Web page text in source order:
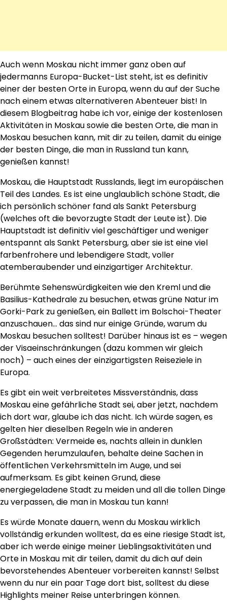
Auch wenn Moskau nicht immer ganz oben auf
jedermanns Europa-Bucket-List steht, ist es definitiv
einer der besten Orte in Europa, wenn du auf der Suche
nach einem etwas alternativeren Abenteuer bist! In
diesem Blogbeitrag habe ich vor, einige der kostenlosen
Aktivitäten in Moskau sowie die besten Orte, die man in
Moskau besuchen kann, mit dir zu teilen, damit du einige
der besten Dinge, die man in Russland tun kann,
genießen kannst!
Moskau, die Hauptstadt Russlands, liegt im europäischen
Teil des Landes. Es ist eine unglaublich schöne Stadt, die
ich persönlich schöner fand als Sankt Petersburg
(welches oft die bevorzugte Stadt der Leute ist). Die
Hauptstadt ist definitiv viel geschäftiger und weniger
entspannt als Sankt Petersburg, aber sie ist eine viel
farbenfrohere und lebendigere Stadt, voller
atemberaubender und einzigartiger Architektur.
Berühmte Sehenswürdigkeiten wie den Kreml und die
Basilius-Kathedrale zu besuchen, etwas grüne Natur im
Gorki-Park zu genießen, ein Ballett im Bolschoi-Theater
anzuschauen… das sind nur einige Gründe, warum du
Moskau besuchen solltest! Darüber hinaus ist es – wegen
der Visaeinschränkungen (dazu kommen wir gleich
noch) – auch eines der einzigartigsten Reiseziele in
Europa.
Es gibt ein weit verbreitetes Missverständnis, dass
Moskau eine gefährliche Stadt sei, aber jetzt, nachdem
ich dort war, glaube ich das nicht. Ich würde sagen, es
gelten hier dieselben Regeln wie in anderen
Großstädten: Vermeide es, nachts allein in dunklen
Gegenden herumzulaufen, behalte deine Sachen in
öffentlichen Verkehrsmitteln im Auge, und sei
aufmerksam. Es gibt keinen Grund, diese
energiegeladene Stadt zu meiden und all die tollen Dinge
zu verpassen, die man in Moskau tun kann!
Es würde Monate dauern, wenn du Moskau wirklich
vollständig erkunden wolltest, da es eine riesige Stadt ist,
aber ich werde einige meiner Lieblingsaktivitäten und
Orte in Moskau mit dir teilen, damit du dich auf dein
bevorstehendes Abenteuer vorbereiten kannst! Selbst
wenn du nur ein paar Tage dort bist, solltest du diese
Highlights meiner Reise unterbringen können.